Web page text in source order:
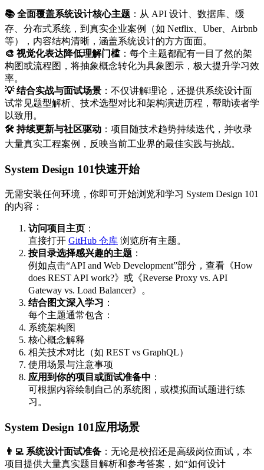
📚 全面覆盖系统设计核心主题 ：从 API 设计、数据库、缓
存、分布式系统，到真实企业案例（如 Netflix、Uber、Airbnb
等），内容结构清晰，涵盖系统设计的方方面面。
🎨 视觉化表达降低理解门槛：每个主题都配有一目了然的架
构图或流程图，将抽象概念转化为具象图示，极大提升学习效
率。
💡 结合实战与面试场景 ：不仅讲解理论，还提供系统设计面
试常见题型解析、技术选型对比和架构演进历程，帮助读者学
以致用。
🛠 持续更新与社区驱动 ：项目随技术趋势持续迭代，并收录
大量真实工程案例，反映当前工业界的最佳实践与挑战。
System Design 101快速开始
无需安装任何环境，你即可开始浏览和学习 System Design 101
的内容：
访问项目主页 ：
直接打开 GitHub 仓库 浏览所有主题。
按目录选择感兴趣的主题 ：
例如点击“API and Web Development”部分，查看《How
does REST API work?》或《Reverse Proxy vs. API
Gateway vs. Load Balancer》。
结合图文深入学习 ：
每个主题通常包含：
系统架构图
核心概念解释
相关技术对比（如 REST vs GraphQL）
使用场景与注意事项
应用到你的项目或面试准备中 ：
可根据内容绘制自己的系统图，或模拟面试题进行练
习。
System Design 101应用场景
👨‍💻 系统设计面试准备 ：无论是校招还是高级岗位面试，本
项目提供大量真实题目解析和参考答案，如“如何设计